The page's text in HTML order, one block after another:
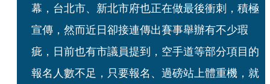
幕，台北市、新北市府也正在做最後衝刺，積極
宣傳，然而近日卻接連傳出賽事舉辦有不少瑕
疵，日前也有市議員提到，空手道等部分項目的
報名人數不足，只要報名、過磅站上體重機，就